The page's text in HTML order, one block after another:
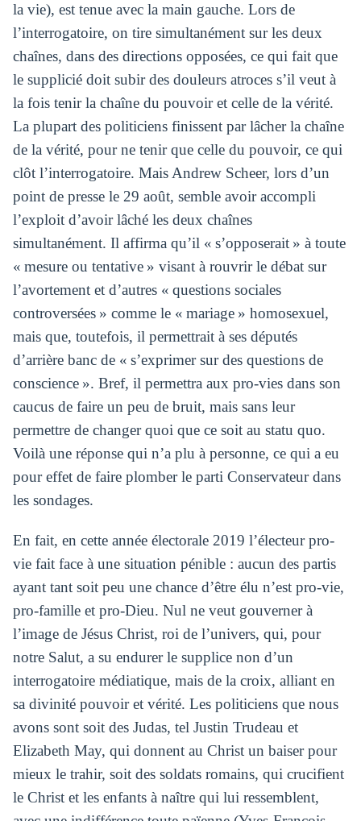
la vie), est tenue avec la main gauche. Lors de
l’interrogatoire, on tire simultanément sur les deux
chaînes, dans des directions opposées, ce qui fait que
le supplicié doit subir des douleurs atroces s’il veut à
la fois tenir la chaîne du pouvoir et celle de la vérité.
La plupart des politiciens finissent par lâcher la chaîne
de la vérité, pour ne tenir que celle du pouvoir, ce qui
clôt l’interrogatoire. Mais Andrew Scheer, lors d’un
point de presse le 29 août, semble avoir accompli
l’exploit d’avoir lâché les deux chaînes
simultanément. Il affirma qu’il « s’opposerait » à toute
« mesure ou tentative » visant à rouvrir le débat sur
l’avortement et d’autres « questions sociales
controversées » comme le « mariage » homosexuel,
mais que, toutefois, il permettrait à ses députés
d’arrière banc de « s’exprimer sur des questions de
conscience ». Bref, il permettra aux pro-vies dans son
caucus de faire un peu de bruit, mais sans leur
permettre de changer quoi que ce soit au statu quo.
Voilà une réponse qui n’a plu à personne, ce qui a eu
pour effet de faire plomber le parti Conservateur dans
les sondages.
En fait, en cette année électorale 2019 l’électeur pro-
vie fait face à une situation pénible : aucun des partis
ayant tant soit peu une chance d’être élu n’est pro-vie,
pro-famille et pro-Dieu. Nul ne veut gouverner à
l’image de Jésus Christ, roi de l’univers, qui, pour
notre Salut, a su endurer le supplice non d’un
interrogatoire médiatique, mais de la croix, alliant en
sa divinité pouvoir et vérité. Les politiciens que nous
avons sont soit des Judas, tel Justin Trudeau et
Elizabeth May, qui donnent au Christ un baiser pour
mieux le trahir, soit des soldats romains, qui crucifient
le Christ et les enfants à naître qui lui ressemblent,